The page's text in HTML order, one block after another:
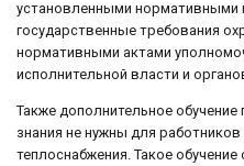
установленными
государственные требования
нормативными актами
исполнительной власти и
Также дополнительное обучение
знания не нужны для
теплоснабжения. Такое